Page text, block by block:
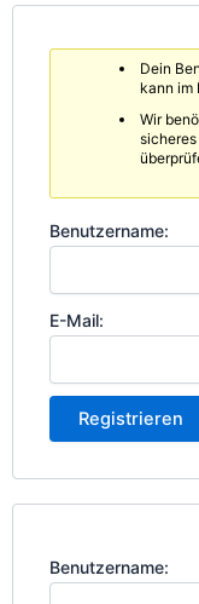
Dein
kann im
Wir
Benutzername:
E-Mail:
Registrieren
Benutzername: